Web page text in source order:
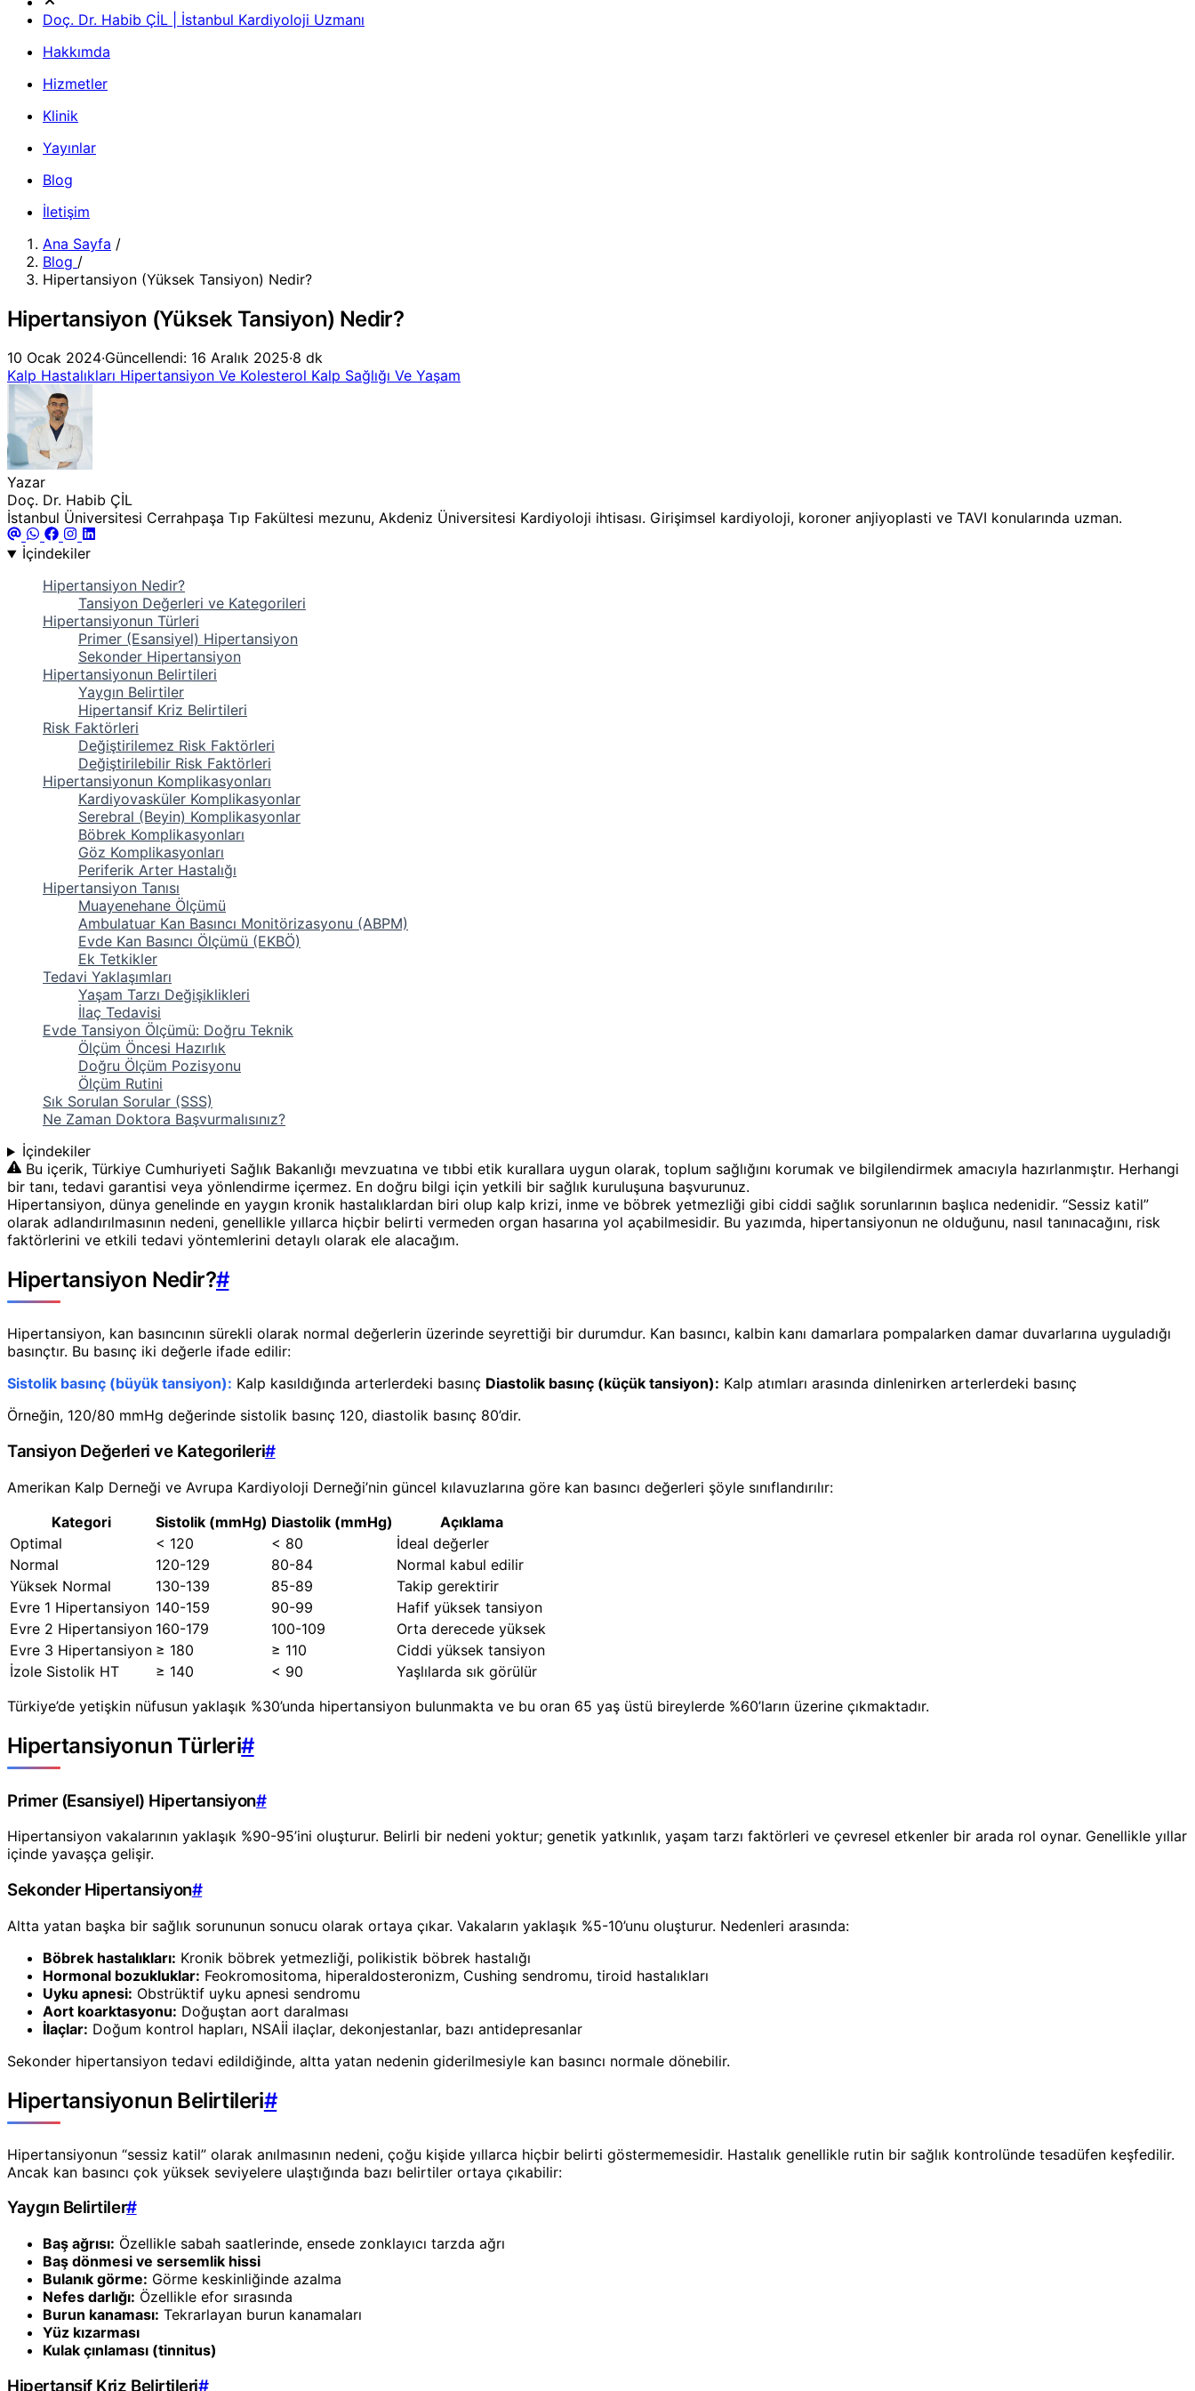
Doç. Dr. Habib ÇİL | İstanbul Kardiyoloji Uzmanı
Hakkımda
Hizmetler
Klinik
Yayınlar
Blog
İletişim
Ana Sayfa /
Blog /
Hipertansiyon (Yüksek Tansiyon) Nedir?
Hipertansiyon (Yüksek Tansiyon) Nedir?
10 Ocak 2024·Güncellendi: 16 Aralık 2025·8 dk
Kalp Hastalıkları Hipertansiyon Ve Kolesterol Kalp Sağlığı Ve Yaşam
Yazar
Doç. Dr. Habib ÇİL
İstanbul Üniversitesi Cerrahpaşa Tıp Fakültesi mezunu, Akdeniz Üniversitesi Kardiyoloji ihtisası. Girişimsel kardiyoloji, koroner anjiyoplasti ve TAVI konularında uzman.
İçindekiler
Hipertansiyon Nedir?
Tansiyon Değerleri ve Kategorileri
Hipertansiyonun Türleri
Primer (Esansiyel) Hipertansiyon
Sekonder Hipertansiyon
Hipertansiyonun Belirtileri
Yaygın Belirtiler
Hipertansif Kriz Belirtileri
Risk Faktörleri
Değiştirilemez Risk Faktörleri
Değiştirilebilir Risk Faktörleri
Hipertansiyonun Komplikasyonları
Kardiyovasküler Komplikasyonlar
Serebral (Beyin) Komplikasyonlar
Böbrek Komplikasyonları
Göz Komplikasyonları
Periferik Arter Hastalığı
Hipertansiyon Tanısı
Muayenehane Ölçümü
Ambulatuar Kan Basıncı Monitörizasyonu (ABPM)
Evde Kan Basıncı Ölçümü (EKBÖ)
Ek Tetkikler
Tedavi Yaklaşımları
Yaşam Tarzı Değişiklikleri
İlaç Tedavisi
Evde Tansiyon Ölçümü: Doğru Teknik
Ölçüm Öncesi Hazırlık
Doğru Ölçüm Pozisyonu
Ölçüm Rutini
Sık Sorulan Sorular (SSS)
Ne Zaman Doktora Başvurmalısınız?
İçindekiler
Bu içerik, Türkiye Cumhuriyeti Sağlık Bakanlığı mevzuatına ve tıbbi etik kurallara uygun olarak, toplum sağlığını korumak ve bilgilendirmek amacıyla hazırlanmıştır. Herhangi
bir tanı, tedavi garantisi veya yönlendirme içermez. En doğru bilgi için yetkili bir sağlık kuruluşuna başvurunuz.
Hipertansiyon, dünya genelinde en yaygın kronik hastalıklardan biri olup kalp krizi, inme ve böbrek yetmezliği gibi ciddi sağlık sorunlarının başlıca nedenidir. “Sessiz katil”
olarak adlandırılmasının nedeni, genellikle yıllarca hiçbir belirti vermeden organ hasarına yol açabilmesidir. Bu yazımda, hipertansiyonun ne olduğunu, nasıl tanınacağını, risk
faktörlerini ve etkili tedavi yöntemlerini detaylı olarak ele alacağım.
Hipertansiyon Nedir?#
Hipertansiyon, kan basıncının sürekli olarak normal değerlerin üzerinde seyrettiği bir durumdur. Kan basıncı, kalbin kanı damarlara pompalarken damar duvarlarına uyguladığı
basınçtır. Bu basınç iki değerle ifade edilir:
Sistolik basınç (büyük tansiyon): Kalp kasıldığında arterlerdeki basınç Diastolik basınç (küçük tansiyon): Kalp atımları arasında dinlenirken arterlerdeki basınç
Örneğin, 120/80 mmHg değerinde sistolik basınç 120, diastolik basınç 80’dir.
Tansiyon Değerleri ve Kategorileri#
Amerikan Kalp Derneği ve Avrupa Kardiyoloji Derneği’nin güncel kılavuzlarına göre kan basıncı değerleri şöyle sınıflandırılır:
Kategori
Sistolik (mmHg) Diastolik (mmHg)
Açıklama
Optimal
< 120 < 80
İdeal değerler
Normal
120-129 80-84
Normal kabul edilir
Yüksek Normal
130-139 85-89
Takip gerektirir
Evre 1 Hipertansiyon 140-159 90-99
Hafif yüksek tansiyon
Evre 2 Hipertansiyon 160-179 100-109
Orta derecede yüksek
Evre 3 Hipertansiyon ≥ 180 ≥ 110
Ciddi yüksek tansiyon
İzole Sistolik HT
≥ 140 < 90
Yaşlılarda sık görülür
Türkiye’de yetişkin nüfusun yaklaşık %30’unda hipertansiyon bulunmakta ve bu oran 65 yaş üstü bireylerde %60’ların üzerine çıkmaktadır.
Hipertansiyonun Türleri#
Primer (Esansiyel) Hipertansiyon#
Hipertansiyon vakalarının yaklaşık %90-95’ini oluşturur. Belirli bir nedeni yoktur; genetik yatkınlık, yaşam tarzı faktörleri ve çevresel etkenler bir arada rol oynar. Genellikle yıllar
içinde yavaşça gelişir.
Sekonder Hipertansiyon#
Altta yatan başka bir sağlık sorununun sonucu olarak ortaya çıkar. Vakaların yaklaşık %5-10’unu oluşturur. Nedenleri arasında:
Böbrek hastalıkları: Kronik böbrek yetmezliği, polikistik böbrek hastalığı
Hormonal bozukluklar: Feokromositoma, hiperaldosteronizm, Cushing sendromu, tiroid hastalıkları
Uyku apnesi: Obstrüktif uyku apnesi sendromu
Aort koarktasyonu: Doğuştan aort daralması
İlaçlar: Doğum kontrol hapları, NSAİİ ilaçlar, dekonjestanlar, bazı antidepresanlar
Sekonder hipertansiyon tedavi edildiğinde, altta yatan nedenin giderilmesiyle kan basıncı normale dönebilir.
Hipertansiyonun Belirtileri#
Hipertansiyonun “sessiz katil” olarak anılmasının nedeni, çoğu kişide yıllarca hiçbir belirti göstermemesidir. Hastalık genellikle rutin bir sağlık kontrolünde tesadüfen keşfedilir.
Ancak kan basıncı çok yüksek seviyelere ulaştığında bazı belirtiler ortaya çıkabilir:
Yaygın Belirtiler#
Baş ağrısı: Özellikle sabah saatlerinde, ensede zonklayıcı tarzda ağrı
Baş dönmesi ve sersemlik hissi
Bulanık görme: Görme keskinliğinde azalma
Nefes darlığı: Özellikle efor sırasında
Burun kanaması: Tekrarlayan burun kanamaları
Yüz kızarması
Kulak çınlaması (tinnitus)
Hipertansif Kriz Belirtileri#